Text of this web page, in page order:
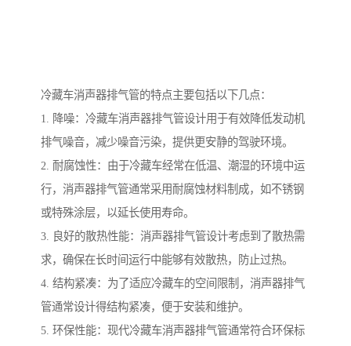
冷藏车消声器排气管的特点主要包括以下几点：
1. 降噪：冷藏车消声器排气管设计用于有效降低发动机
排气噪音，减少噪音污染，提供更安静的驾驶环境。
2. 耐腐蚀性：由于冷藏车经常在低温、潮湿的环境中运
行，消声器排气管通常采用耐腐蚀材料制成，如不锈钢
或特殊涂层，以延长使用寿命。
3. 良好的散热性能：消声器排气管设计考虑到了散热需
求，确保在长时间运行中能够有效散热，防止过热。
4. 结构紧凑：为了适应冷藏车的空间限制，消声器排气
管通常设计得结构紧凑，便于安装和维护。
5. 环保性能：现代冷藏车消声器排气管通常符合环保标